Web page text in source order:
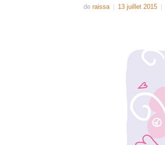
de raissa 13 juillet 2015